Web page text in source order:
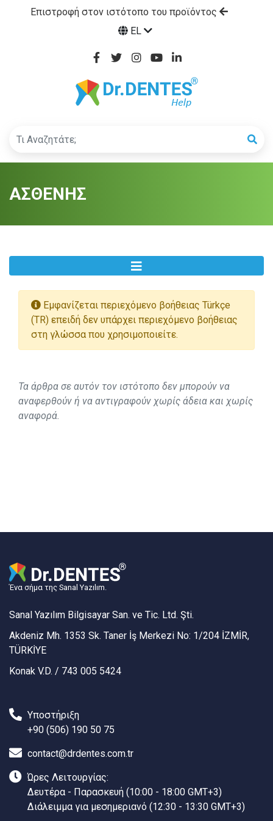
Επιστροφή στον ιστότοπο του προϊόντος
EL
ΑΣΘΕΝΗΣ
Εμφανίζεται περιεχόμενο βοήθειας Türkçe
(TR) επειδή δεν υπάρχει περιεχόμενο βοήθειας
στη γλώσσα που χρησιμοποιείτε.
Τα άρθρα σε αυτόν τον ιστότοπο δεν μπορούν να
αναφερθούν ή να αντιγραφούν χωρίς άδεια και χωρίς
αναφορά.
Ένα σήμα της Sanal Yazılım.
Sanal Yazılım Bilgisayar San. ve Tic. Ltd. Şti.
Akdeniz Mh. 1353 Sk. Taner İş Merkezi No: 1/204 İZMİR,
TÜRKİYE
Konak V.D. / 743 005 5424
Υποστήριξη
+90 (506) 190 50 75
contact@drdentes.com.tr
Ώρες Λειτουργίας:
Δευτέρα - Παρασκευή (10:00 - 18:00 GMT+3)
Διάλειμμα για μεσημεριανό (12:30 - 13:30 GMT+3)